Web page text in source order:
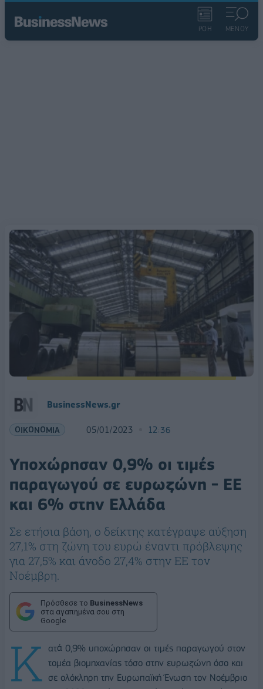
ΡΟΗ ΜΕΝΟΥ
BusinessNews.gr
ΟΙΚΟΝΟΜΙΑ 05/01/2023 12:36
Υποχώρησαν 0,9% οι τιμές
παραγωγού σε ευρωζώνη - ΕΕ
και 6% στην Ελλάδα
Σε ετήσια βάση, ο δείκτης κατέγραψε αύξηση
27,1% στη ζώνη του ευρώ έναντι πρόβλεψης
για 27,5% και άνοδο 27,4% στην ΕΕ τον
Νοέμβρη.
Πρόσθεσε το BusinessNews
στα αγαπημένα σου στη
Google
Κ ατά 0,9% υποχώρησαν οι τιμές παραγωγού στον
τομέα βιομηχανίας τόσο στην ευρωζώνη όσο και
σε ολόκληρη την Ευρωπαϊκή Ένωση τον Νοέμβριο